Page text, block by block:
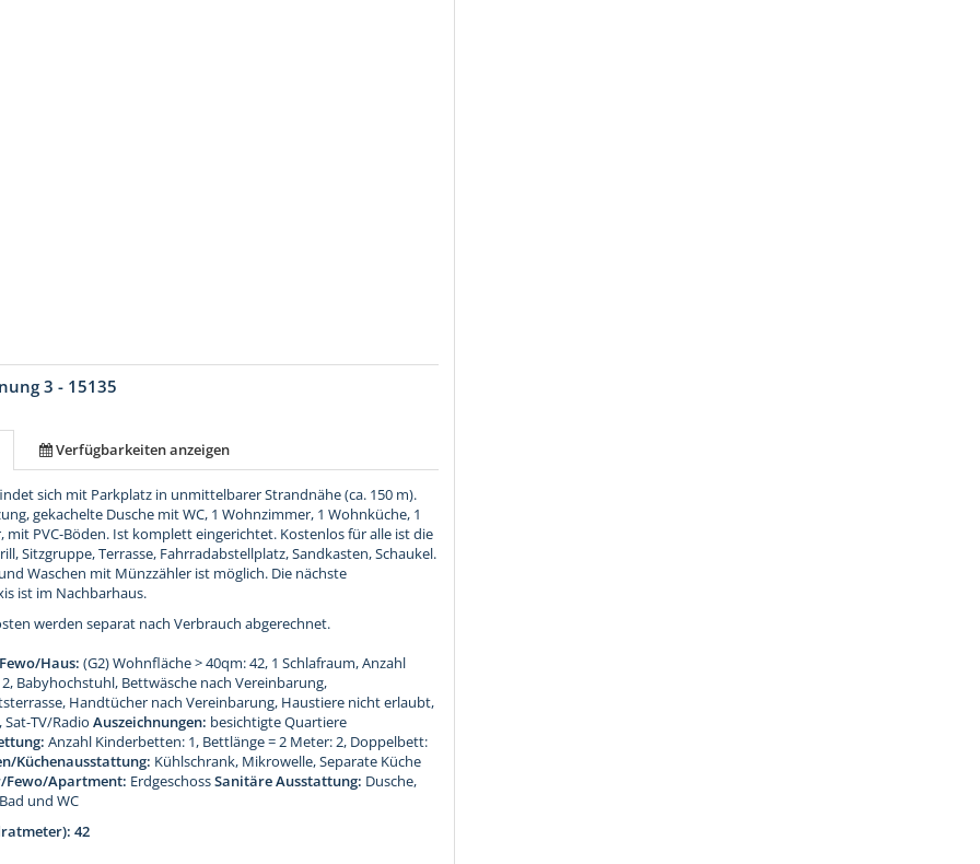
3 - 15135
Verfügbarkeiten anzeigen
sich mit Parkplatz in unmittelbarer Strandnähe (ca. 150 m).
gekachelte Dusche mit WC, 1 Wohnzimmer, 1 Wohnküche, 1
mit PVC-Böden. Ist komplett eingerichtet. Kostenlos für alle ist die
Sitzgruppe, Terrasse, Fahrradabstellplatz, Sandkasten, Schaukel.
Waschen mit Münzzähler ist möglich. Die nächste
ist im Nachbarhaus.
werden separat nach Verbrauch abgerechnet.
Haus:(G2) Wohnfläche > 40qm: 42, 1 Schlafraum, Anzahl
Babyhochstuhl, Bettwäsche nach Vereinbarung,
Handtücher nach Vereinbarung, Haustiere nicht erlaubt,
TV/Radio Auszeichnungen: besichtigte Quartiere
Anzahl Kinderbetten: 1, Bettlänge = 2 Meter: 2, Doppelbett:
Küchenausstattung: Kühlschrank, Mikrowelle, Separate Küche
Fewo/Apartment: ErdgeschossSanitäre Ausstattung: Dusche,
und WC
42